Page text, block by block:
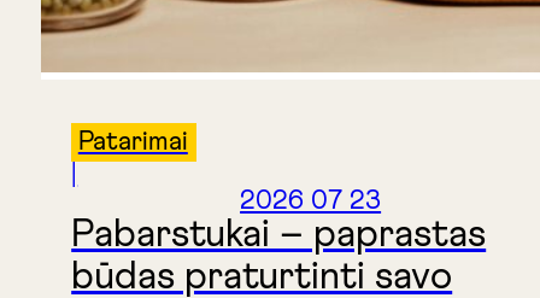
Patarimai
2026 07 23
Pabarstukai – paprastas
būdas praturtinti savo